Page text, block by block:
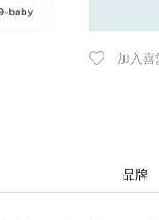
加入
品牌